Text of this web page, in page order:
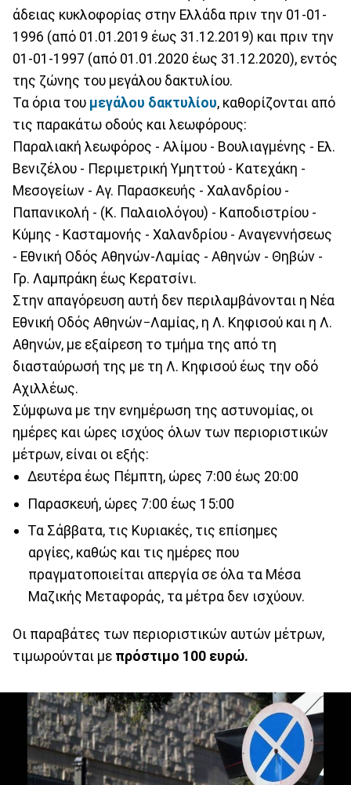
άδειας κυκλοφορίας στην Ελλάδα πριν την 01-01-
1996 (από 01.01.2019 έως 31.12.2019) και πριν την
01-01-1997 (από 01.01.2020 έως 31.12.2020), εντός
της ζώνης του μεγάλου δακτυλίου.
Τα όρια του μεγάλου δακτυλίου, καθορίζονται από
τις παρακάτω οδούς και λεωφόρους:
Παραλιακή λεωφόρος - Αλίμου - Βουλιαγμένης - Ελ.
Βενιζέλου - Περιμετρική Υμηττού - Κατεχάκη -
Μεσογείων - Αγ. Παρασκευής - Χαλανδρίου -
Παπανικολή - (Κ. Παλαιολόγου) - Καποδιστρίου -
Κύμης - Κασταμονής - Χαλανδρίου - Αναγεννήσεως
- Εθνική Οδός Αθηνών-Λαμίας - Αθηνών - Θηβών -
Γρ. Λαμπράκη έως Κερατσίνι.
Στην απαγόρευση αυτή δεν περιλαμβάνονται η Νέα
Εθνική Οδός Αθηνών−Λαμίας, η Λ. Κηφισού και η Λ.
Αθηνών, με εξαίρεση το τμήμα της από τη
διασταύρωσή της με τη Λ. Κηφισού έως την οδό
Αχιλλέως.
Σύμφωνα με την ενημέρωση της αστυνομίας, οι
ημέρες και ώρες ισχύος όλων των περιοριστικών
μέτρων, είναι οι εξής:
Δευτέρα έως Πέμπτη, ώρες 7:00 έως 20:00
Παρασκευή, ώρες 7:00 έως 15:00
Τα Σάββατα, τις Κυριακές, τις επίσημες
αργίες, καθώς και τις ημέρες που
πραγματοποιείται απεργία σε όλα τα Μέσα
Μαζικής Μεταφοράς, τα μέτρα δεν ισχύουν.
Οι παραβάτες των περιοριστικών αυτών μέτρων,
τιμωρούνται με πρόστιμο 100 ευρώ.